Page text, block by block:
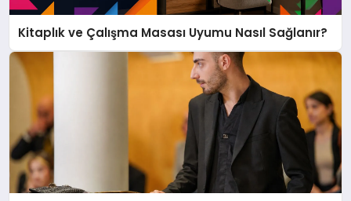
Kitaplık ve Çalışma Masası Uyumu Nasıl Sağlanır?